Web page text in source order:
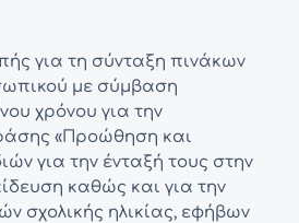
για τη σύνταξη πινάκων
με σύμβαση
χρόνου για την
«Προώθηση και
για την ένταξή τους στην
καθώς και για την
σχολικής ηλικίας, εφήβων